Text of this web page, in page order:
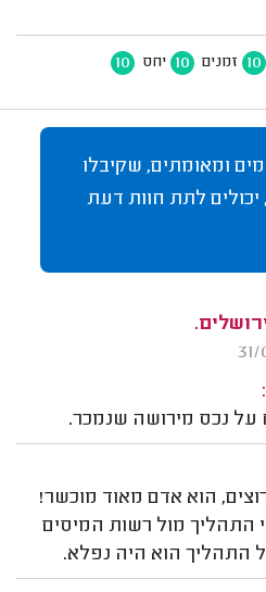
10 זמנים 10 יחס 10
ומאומתים, שקיבלו
לתת חוות דעת
נכס מירושה שנמכר.
הוא אדם מאוד מוכשר!
התהליך מול רשות המיסים
התהליך הוא היה נפלא.